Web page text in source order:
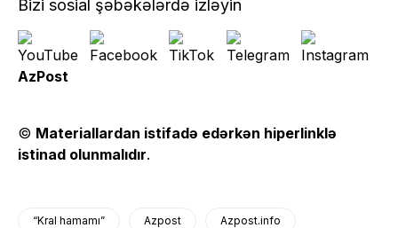
Bizi sosial şəbəkələrdə izləyin
AzPost
© Materiallardan istifadə edərkən hiperlinklə
istinad olunmalıdır.
“Kral hamamı” Azpost Azpost.info